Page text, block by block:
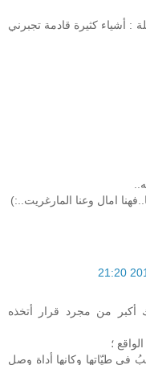
: أشياء كثيرة قادمة تجبرني
امال وعنا المارغريت..:)
من مجرد قرار أتخذه
؛
في طيّاتها وكانها أداة وصل